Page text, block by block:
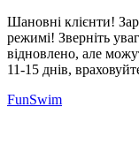
Шановні клієнти!
режимі! Зверніть
відновлено, але
11-15 днів,
FunSwim